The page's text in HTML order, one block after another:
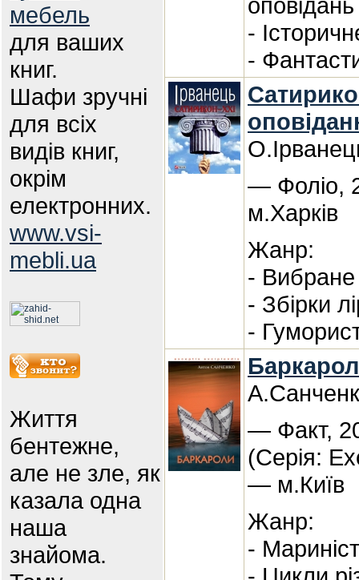
мебель
для ваших
книг.
Шафи зручні
для всіх
видів книг,
окрім
електронних.
www.vsi-
mebli.ua
Життя
бентежне,
але не зле, як
казала одна
наша
знайома.
-
-
— Фоліо,
м.Харків
Жанр:
- Вибране
- Збірки
-
— Факт,
(Серія:
— м.Київ
Жанр:
-